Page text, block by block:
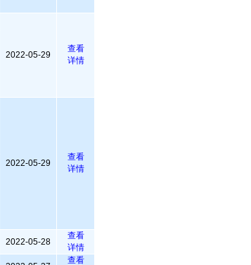
2022-05-29
查看
详情
2022-05-29
查看
详情
2022-05-28
查看
详情
查看